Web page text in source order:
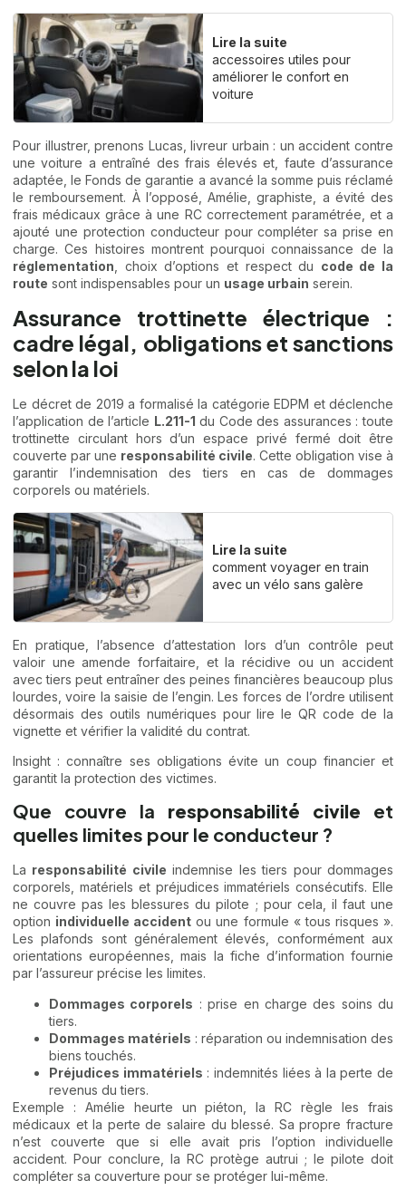
Lire la suite
accessoires utiles pour
améliorer le confort en
voiture
Pour illustrer, prenons Lucas, livreur urbain : un accident contre
une voiture a entraîné des frais élevés et, faute d’assurance
adaptée, le Fonds de garantie a avancé la somme puis réclamé
le remboursement. À l’opposé, Amélie, graphiste, a évité des
frais médicaux grâce à une RC correctement paramétrée, et a
ajouté une protection conducteur pour compléter sa prise en
charge. Ces histoires montrent pourquoi connaissance de la
réglementation , choix d’options et respect du code de la
route sont indispensables pour un usage urbain serein.
Assurance trottinette électrique :
cadre légal, obligations et sanctions
selon la loi
Le décret de 2019 a formalisé la catégorie EDPM et déclenche
l’application de l’article L.211-1 du Code des assurances : toute
trottinette circulant hors d’un espace privé fermé doit être
couverte par une responsabilité civile. Cette obligation vise à
garantir l’indemnisation des tiers en cas de dommages
corporels ou matériels.
Lire la suite
comment voyager en train
avec un vélo sans galère
En pratique, l’absence d’attestation lors d’un contrôle peut
valoir une amende forfaitaire, et la récidive ou un accident
avec tiers peut entraîner des peines financières beaucoup plus
lourdes, voire la saisie de l’engin. Les forces de l’ordre utilisent
désormais des outils numériques pour lire le QR code de la
vignette et vérifier la validité du contrat.
Insight : connaître ses obligations évite un coup financier et
garantit la protection des victimes.
Que couvre la responsabilité civile et
quelles limites pour le conducteur ?
La responsabilité civile indemnise les tiers pour dommages
corporels, matériels et préjudices immatériels consécutifs. Elle
ne couvre pas les blessures du pilote ; pour cela, il faut une
option individuelle accident ou une formule « tous risques ».
Les plafonds sont généralement élevés, conformément aux
orientations européennes, mais la fiche d’information fournie
par l’assureur précise les limites.
Dommages corporels : prise en charge des soins du
tiers.
Dommages matériels : réparation ou indemnisation des
biens touchés.
Préjudices immatériels : indemnités liées à la perte de
revenus du tiers.
Exemple : Amélie heurte un piéton, la RC règle les frais
médicaux et la perte de salaire du blessé. Sa propre fracture
n’est couverte que si elle avait pris l’option individuelle
accident. Pour conclure, la RC protège autrui ; le pilote doit
compléter sa couverture pour se protéger lui-même.